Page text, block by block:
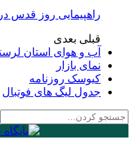
راهپیمایی روز قدس
قبلی بعدی
آب و هوای استان
نمای بازار
کیوسک روزنامه
جدول لیگ های فوتبال